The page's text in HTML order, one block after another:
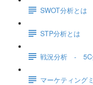
SWOT分析とは
STP分析とは
戦況分析 - 5C
マーケティング